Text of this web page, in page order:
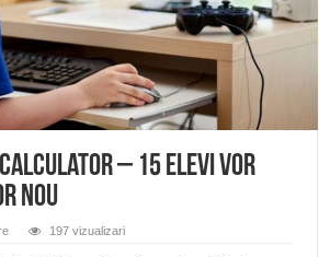
avarie
cartier Țerova – avarie – 04.08.2026
– 15 elevi vor
nou
197 vizualizari